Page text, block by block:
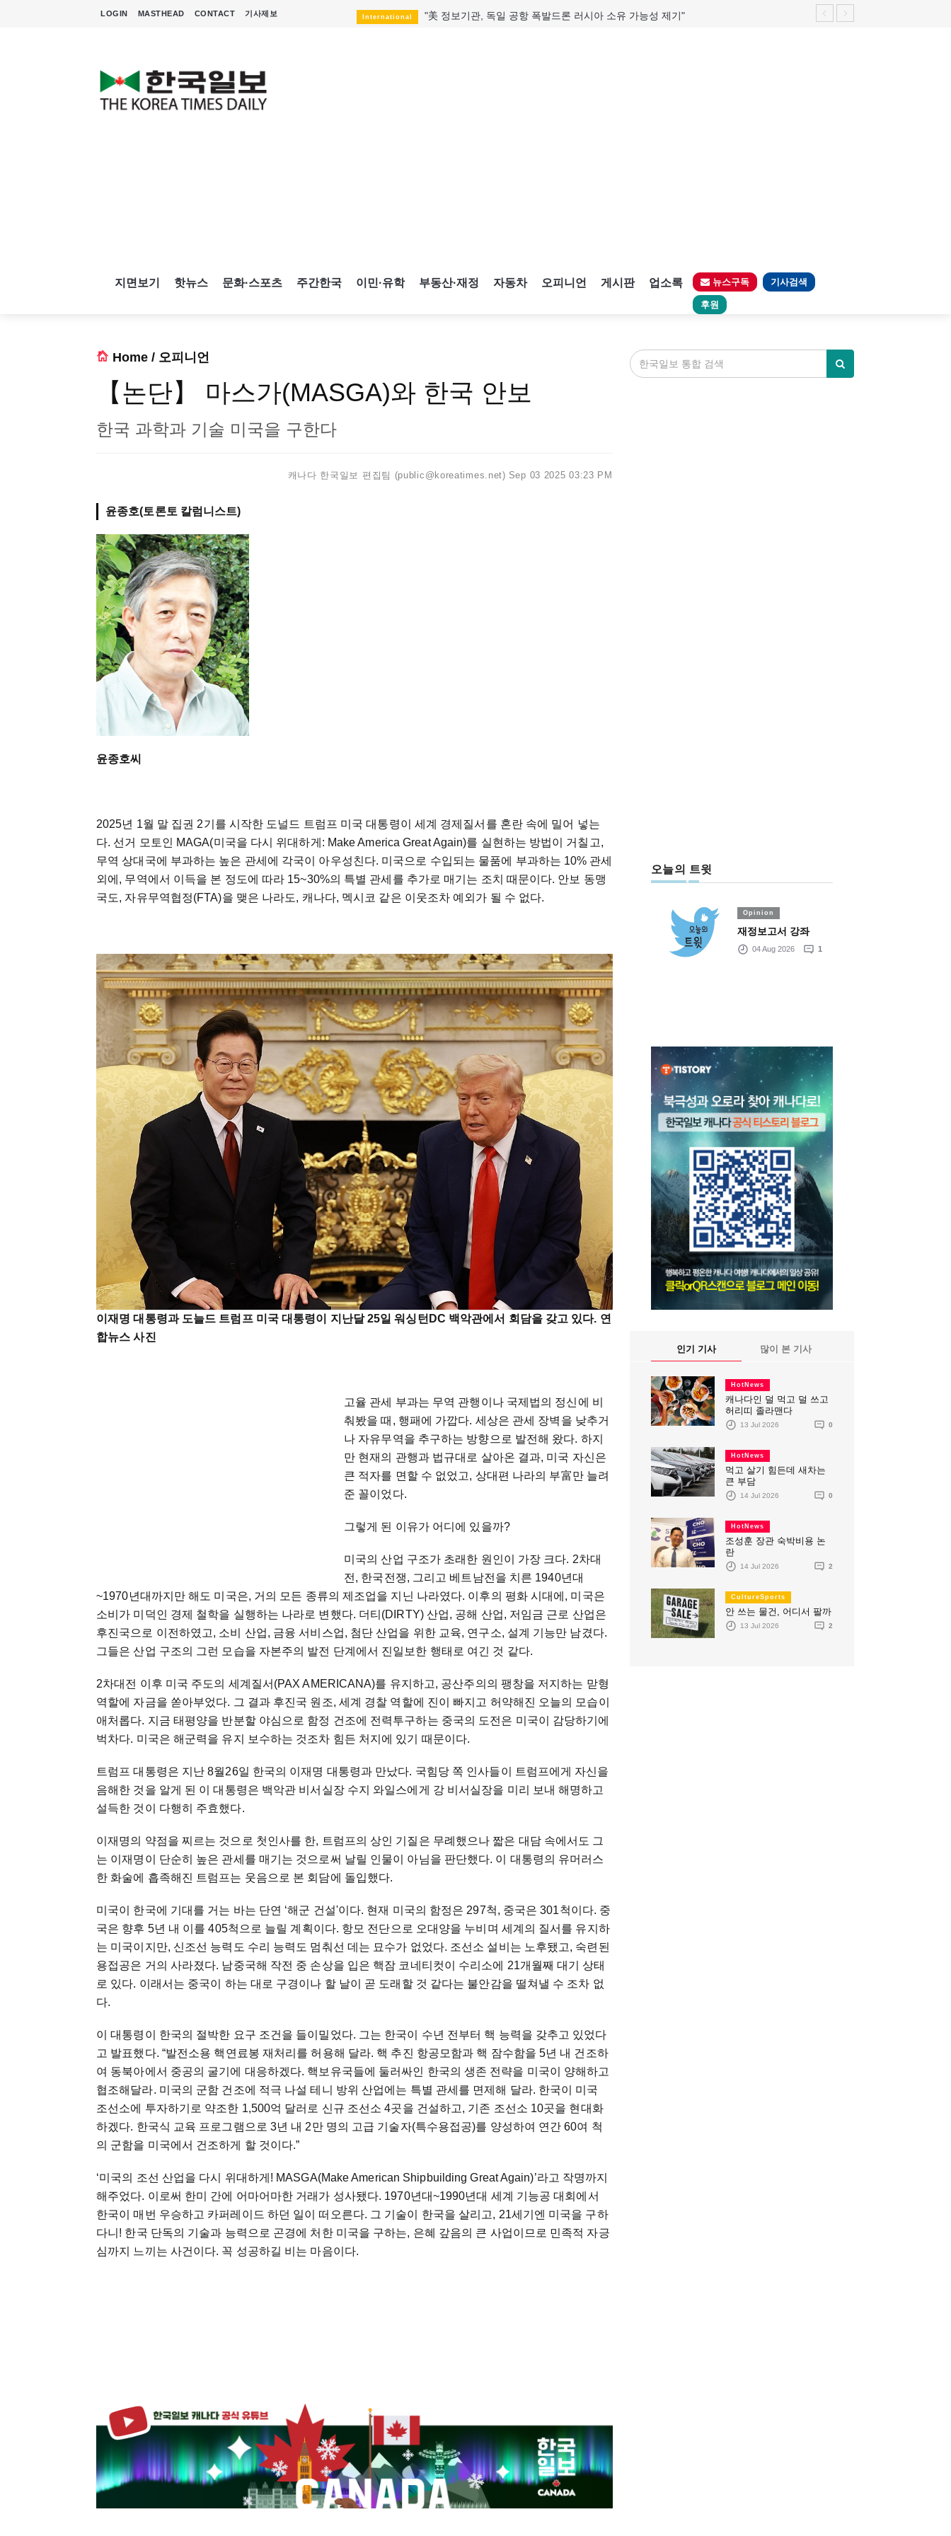
LOGIN MASTHEAD CONTACT 기사제보 International "美 정보기관, 독일 공항 폭발드론 러시아 소유 가능성 제기"
지면보기 핫뉴스 문화·스포츠 주간한국 이민·유학 부동산·재정 자동차 오피니언 게시판 업소록 뉴스구독 기사검색
후원
Home / 오피니언
【논단】 마스가(MASGA)와 한국 안보
한국 과학과 기술 미국을 구한다
캐나다 한국일보 편집팀 (public@koreatimes.net) Sep 03 2025 03:23 PM
윤종호(토론토 칼럼니스트)
윤종호씨
2025년 1월 말 집권 2기를 시작한 도널드 트럼프 미국 대통령이 세계 경제질서를 혼란 속에 밀어 넣는
다. 선거 모토인 MAGA(미국을 다시 위대하게: Make America Great Again)를 실현하는 방법이 거칠고,
무역 상대국에 부과하는 높은 관세에 각국이 아우성친다. 미국으로 수입되는 물품에 부과하는 10% 관세
외에, 무역에서 이득을 본 정도에 따라 15~30%의 특별 관세를 추가로 매기는 조치 때문이다. 안보 동맹
국도, 자유무역협정(FTA)을 맺은 나라도, 캐나다, 멕시코 같은 이웃조차 예외가 될 수 없다.
이재명 대통령과 도늘드 트럼프 미국 대통령이 지난달 25일 워싱턴DC 백악관에서 회담을 갖고 있다. 연
합뉴스 사진
고율 관세 부과는 무역 관행이나 국제법의 정신에 비
춰봤을 때, 행패에 가깝다. 세상은 관세 장벽을 낮추거
나 자유무역을 추구하는 방향으로 발전해 왔다. 하지
만 현재의 관행과 법규대로 살아온 결과, 미국 자신은
큰 적자를 면할 수 없었고, 상대편 나라의 부富만 늘려
준 꼴이었다.
그렇게 된 이유가 어디에 있을까?
미국의 산업 구조가 초래한 원인이 가장 크다. 2차대
전, 한국전쟁, 그리고 베트남전을 치른 1940년대
~1970년대까지만 해도 미국은, 거의 모든 종류의 제조업을 지닌 나라였다. 이후의 평화 시대에, 미국은
소비가 미덕인 경제 철학을 실행하는 나라로 변했다. 더티(DIRTY) 산업, 공해 산업, 저임금 근로 산업은
후진국으로 이전하였고, 소비 산업, 금융 서비스업, 첨단 산업을 위한 교육, 연구소, 설계 기능만 남겼다.
그들은 산업 구조의 그런 모습을 자본주의 발전 단계에서 진일보한 행태로 여긴 것 같다.
2차대전 이후 미국 주도의 세계질서(PAX AMERICANA)를 유지하고, 공산주의의 팽창을 저지하는 맏형
역할에 자금을 쏟아부었다. 그 결과 후진국 원조, 세계 경찰 역할에 진이 빠지고 허약해진 오늘의 모습이
애처롭다. 지금 태평양을 반분할 야심으로 함정 건조에 전력투구하는 중국의 도전은 미국이 감당하기에
벅차다. 미국은 해군력을 유지 보수하는 것조차 힘든 처지에 있기 때문이다.
트럼프 대통령은 지난 8월26일 한국의 이재명 대통령과 만났다. 국힘당 쪽 인사들이 트럼프에게 자신을
음해한 것을 알게 된 이 대통령은 백악관 비서실장 수지 와일스에게 강 비서실장을 미리 보내 해명하고
설득한 것이 다행히 주효했다.
이재명의 약점을 찌르는 것으로 첫인사를 한, 트럼프의 상인 기질은 무례했으나 짧은 대담 속에서도 그
는 이재명이 단순히 높은 관세를 매기는 것으로써 날릴 인물이 아님을 판단했다. 이 대통령의 유머러스
한 화술에 흡족해진 트럼프는 웃음으로 본 회담에 돌입했다.
미국이 한국에 기대를 거는 바는 단연 ‘해군 건설'이다. 현재 미국의 함정은 297척, 중국은 301척이다. 중
국은 향후 5년 내 이를 405척으로 늘릴 계획이다. 항모 전단으로 오대양을 누비며 세계의 질서를 유지하
는 미국이지만, 신조선 능력도 수리 능력도 멈춰선 데는 묘수가 없었다. 조선소 설비는 노후됐고, 숙련된
용접공은 거의 사라졌다. 남중국해 작전 중 손상을 입은 핵잠 코네티컷이 수리소에 21개월째 대기 상태
로 있다. 이래서는 중국이 하는 대로 구경이나 할 날이 곧 도래할 것 같다는 불안감을 떨쳐낼 수 조차 없
다.
이 대통령이 한국의 절박한 요구 조건을 들이밀었다. 그는 한국이 수년 전부터 핵 능력을 갖추고 있었다
고 발표했다. “발전소용 핵연료봉 재처리를 허용해 달라. 핵 추진 항공모함과 핵 잠수함을 5년 내 건조하
여 동북아에서 중공의 굴기에 대응하겠다. 핵보유국들에 둘러싸인 한국의 생존 전략을 미국이 양해하고
협조해달라. 미국의 군함 건조에 적극 나설 테니 방위 산업에는 특별 관세를 면제해 달라. 한국이 미국
조선소에 투자하기로 약조한 1,500억 달러로 신규 조선소 4곳을 건설하고, 기존 조선소 10곳을 현대화
하겠다. 한국식 교육 프로그램으로 3년 내 2만 명의 고급 기술자(특수용접공)를 양성하여 연간 60여 척
의 군함을 미국에서 건조하게 할 것이다.”
‘미국의 조선 산업을 다시 위대하게! MASGA(Make American Shipbuilding Great Again)’라고 작명까지
해주었다. 이로써 한미 간에 어마어마한 거래가 성사됐다. 1970년대~1990년대 세계 기능공 대회에서
한국이 매번 우승하고 카퍼레이드 하던 일이 떠오른다. 그 기술이 한국을 살리고, 21세기엔 미국을 구하
다니! 한국 단독의 기술과 능력으로 곤경에 처한 미국을 구하는, 은혜 갚음의 큰 사업이므로 민족적 자긍
심까지 느끼는 사건이다. 꼭 성공하길 비는 마음이다.
오늘의 트윗
Opinion
재정보고서 강좌
04 Aug 2026 1
인기 기사 많이 본 기사
HotNews
캐나다인 덜 먹고 덜 쓰고
허리띠 졸라맨다
13 Jul 2026 0
HotNews
먹고 살기 힘든데 새차는
큰 부담
14 Jul 2026 0
HotNews
조성훈 장관 숙박비용 논
란
14 Jul 2026 2
CultureSports
안 쓰는 물건, 어디서 팔까
13 Jul 2026 2